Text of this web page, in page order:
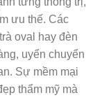
ưu thế. Các
oval hay đèn
uyển chuyển
Sự mềm mại
thẩm mỹ mà